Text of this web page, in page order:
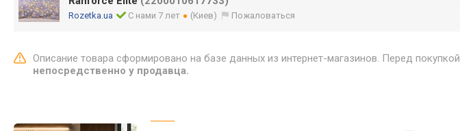
Rozetka.ua С нами 7 лет (Киев) Пожаловаться
Описание товара сформировано на базе данных из интернет-магазинов. Перед покупкой
непосредственно у продавца.